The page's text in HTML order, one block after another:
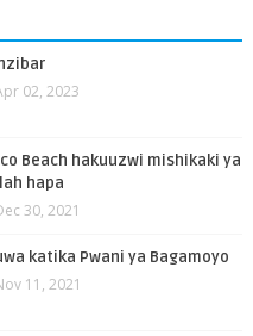
02, 2023
Beach hakuuzwi mishikaki ya
hapa
30, 2021
katika Pwani ya Bagamoyo
11, 2021